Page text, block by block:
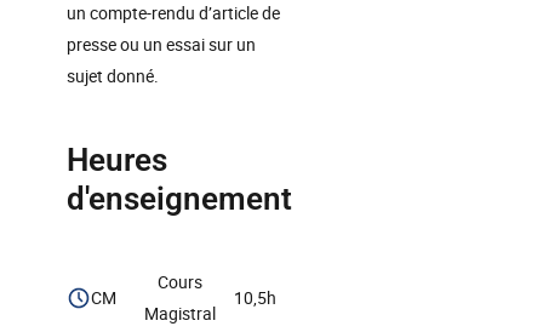
un compte-rendu d’article de
presse ou un essai sur un
sujet donné.
Heures
d'enseignement
CM
Cours
Magistral
10,5h